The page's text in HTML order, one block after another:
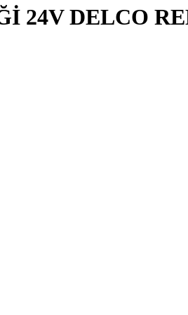
24V DELCO